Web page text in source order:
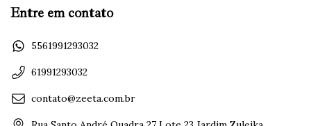
Entre em contato
5561991293032
61991293032
contato@zeeta.com.br